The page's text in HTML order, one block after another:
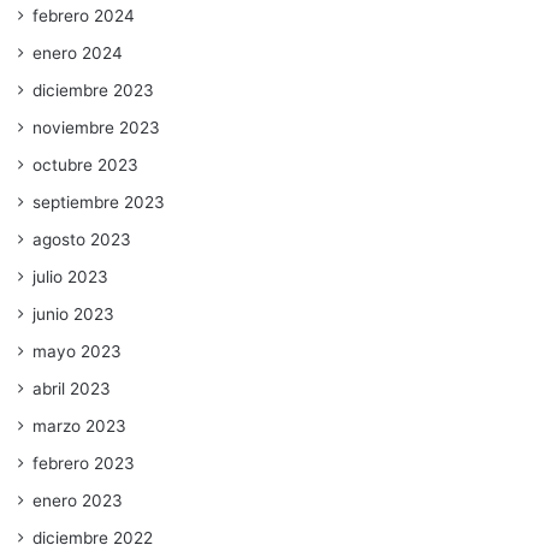
febrero 2024
enero 2024
diciembre 2023
noviembre 2023
octubre 2023
septiembre 2023
agosto 2023
julio 2023
junio 2023
mayo 2023
abril 2023
marzo 2023
febrero 2023
enero 2023
diciembre 2022